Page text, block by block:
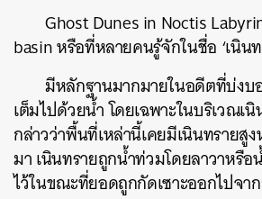
Ghost Dunes in Noctis
basin หรือที่หลายคนรู้จักในชื่อ ‘เนิน
มีหลักฐานมากมายในอดีตที่บ่ง
เต็มไปด้วยน้ำ โดยเฉพาะในบริเวณเ
กล่าวว่าพื้นที่เหล่านี้เคยมีเนินทรายสู
มา เนินทรายถูกน้ำท่วมโดยลาวาหรือ
ไว้ในขณะที่ยอดถูกกัดเซาะออกไปจา